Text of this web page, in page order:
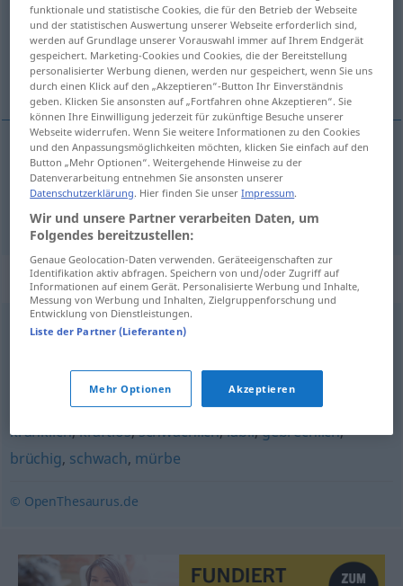
Übersicht aller Übersetzungen
(Für mehr Details die Übersetzung anklicken/antippen)
bespredmetan, slab
bespredmetan hinfällig
slab hinfällig
Synonyme für "hinfällig"
unhaltbar ,unbegründet,gegenstandslos
ungültig
kränklich,kraftlos,schwächlich,labil,gebrechlich,
brüchig, schwach, mürbe
© OpenThesaurus.de
funktionale und statistische Cookies, die für den Betrieb der Webseite
und der statistischen Auswertung unserer Webseite erforderlich sind,
werden auf Grundlage unserer Vorauswahl immer auf Ihrem Endgerät
gespeichert. Marketing-Cookies und Cookies, die der Bereitstellung
personalisierter Werbung dienen, werden nur gespeichert, wenn Sie uns
durch einen Klick auf den „Akzeptieren“-Button Ihr Einverständnis
geben. Klicken Sie ansonsten auf „Fortfahren ohne Akzeptieren“. Sie
können Ihre Einwilligung jederzeit für zukünftige Besuche unserer
Webseite widerrufen. Wenn Sie weitere Informationen zu den Cookies
und den Anpassungsmöglichkeiten möchten, klicken Sie einfach auf den
Button „Mehr Optionen“. Weitergehende Hinweise zu der
Datenverarbeitung entnehmen Sie ansonsten unserer
Datenschutzerklärung. Hier finden Sie unserImpressum.
Wir und unsere Partner verarbeiten Daten, um
Folgendes bereitzustellen:
Genaue Geolocation-Daten verwenden. Geräteeigenschaften zur
Identifikation aktiv abfragen. Speichern von und/oder Zugriff auf
Informationen auf einem Gerät. Personalisierte Werbung und Inhalte,
Messung von Werbung und Inhalten, Zielgruppenforschung und
Entwicklung von Dienstleistungen.
Liste der Partner (Lieferanten)
Mehr Optionen Akzeptieren